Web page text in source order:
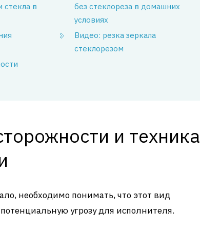
стекла в
без стеклореза в домашних
условиях
Видео: резка зеркала
стеклорезом
и техника
необходимо понимать, что этот вид
угрозу для исполнителя.